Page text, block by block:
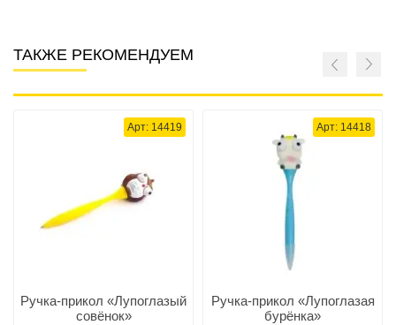
ТАКЖЕ РЕКОМЕНДУЕМ
Арт: 14419
Ручка-прикол «Лупоглазый
совёнок»
Арт: 14418
Ручка-прикол «Лупоглазая
бурёнка»